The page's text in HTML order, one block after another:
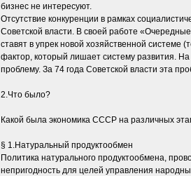
бизнес не интересуют.
Отсутствие конкуренции в рамках
Советской власти. В своей работе
ставят в упрек новой хозяйственной системе
фактор, который лишает систему развития.
проблему. За 74 года Советской власти эта
2.Что было?
Какой была экономика СССР на различных
§ 1.Натуральный продуктообмен
Политика натурального продуктообмена,
непригодность для целей управления